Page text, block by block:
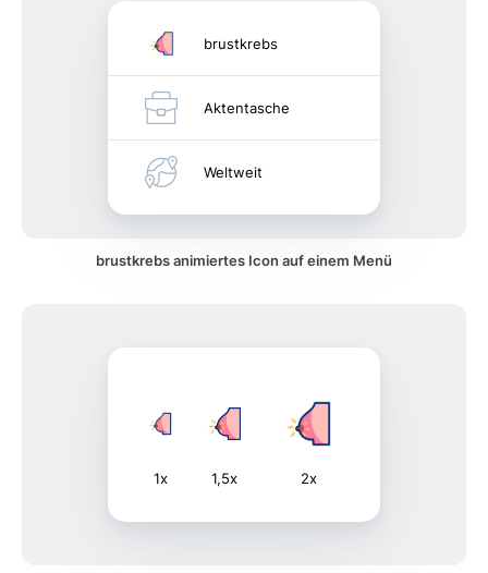
brustkrebs
Aktentasche
Weltweit
brustkrebs animiertes Icon auf einem Menü
1x 1,5x 2x